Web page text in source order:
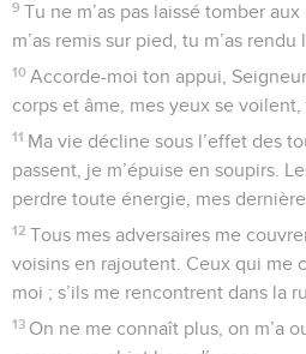
12 Tu as changé ma plainte en
vêtement de deuil, tu l’as
13 Alors, de tout mon cœur je n’en
gloire par mes chants. Seigneur
toujours.
© Société biblique française – Bibli’O, 1997,
Psaumes 31